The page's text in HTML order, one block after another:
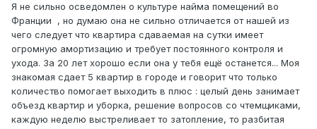
Я не сильно осведомлен о культуре найма помещений во
Франции , но думаю она не сильно отличается от нашей из
чего следует что квартира сдаваемая на сутки имеет
огромную амортизацию и требует постоянного контроля и
ухода. За 20 лет хорошо если она у тебя ещё останется... Моя
знакомая сдает 5 квартир в городе и говорит что только
количество помогает выходить в плюс : целый день занимает
объезд квартир и уборка, решение вопросов со чтемщиками,
каждую неделю выстреливает то затопление, то разбитая